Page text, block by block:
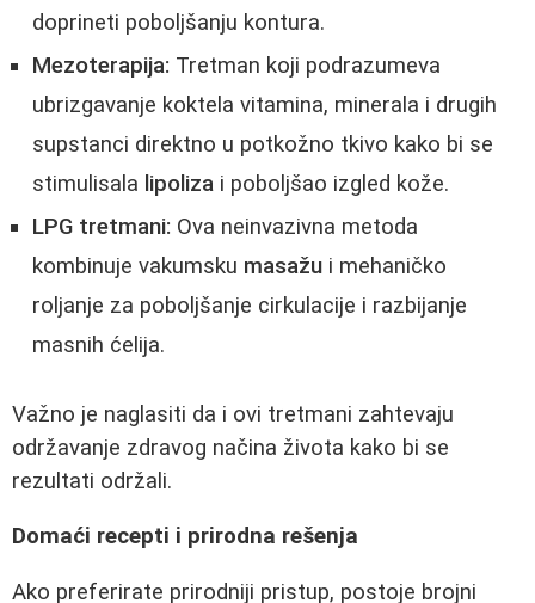
doprineti poboljšanju kontura.
Mezoterapija: Tretman koji podrazumeva
ubrizgavanje koktela vitamina, minerala i drugih
supstanci direktno u potkožno tkivo kako bi se
stimulisala lipoliza i poboljšao izgled kože.
LPG tretmani: Ova neinvazivna metoda
kombinuje vakumsku masažu i mehaničko
roljanje za poboljšanje cirkulacije i razbijanje
masnih ćelija.
Važno je naglasiti da i ovi tretmani zahtevaju
održavanje zdravog načina života kako bi se
rezultati održali.
Domaći recepti i prirodna rešenja
Ako preferirate prirodniji pristup, postoje brojni